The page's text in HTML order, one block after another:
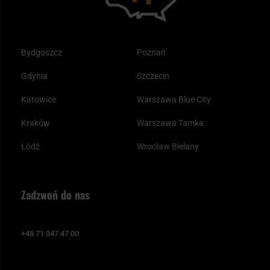
Bydgoszcz
Gdynia
Katowice
Kraków
Łódź
Poznań
Szczecin
Warszawa Blue City
Warszawa Tamka
Wrocław Bielany
Zadzwoń do nas
+48 71 347 47 00